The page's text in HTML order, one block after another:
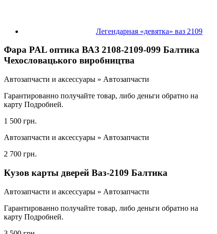
Легендарная «девятка» ваз 2109
Фара PAL оптика ВАЗ 2108-2109-099 Балтика
Чехословацького виробництва
Автозапчасти и аксессуары » Автозапчасти
Гарантированно получайте товар, либо деньги обратно на
карту Подробней.
1 500 грн.
Автозапчасти и аксессуары » Автозапчасти
2 700 грн.
Кузов карты дверей Ваз-2109 Балтика
Автозапчасти и аксессуары » Автозапчасти
Гарантированно получайте товар, либо деньги обратно на
карту Подробней.